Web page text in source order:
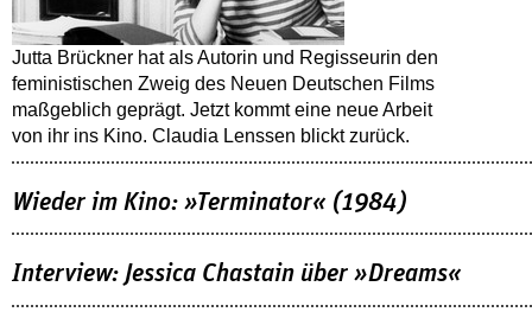
Jutta Brückner hat als Autorin und Regisseurin den
feministischen Zweig des Neuen Deutschen Films
maßgeblich geprägt. Jetzt kommt eine neue Arbeit
von ihr ins Kino. Claudia Lenssen blickt zurück.
Wieder im Kino: »Terminator« (1984)
Interview: Jessica Chastain über »Dreams«